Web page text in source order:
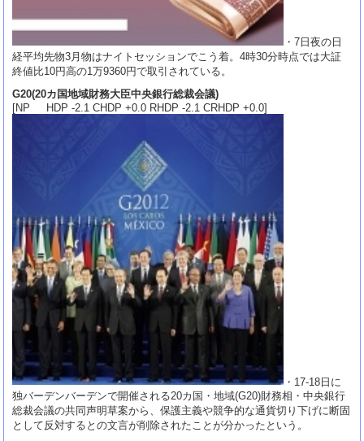
・7日夜の日
経平均先物3月物はナイトセッションでこう着。4時30分時点では大証
終値比10円高の1万9360円で取引されている。
G20(20カ国地域財務大臣中央銀行総裁会議)
[NP HDP -2.1 CHDP +0.0 RHDP -2.1 CRHDP +0.0]
・17-18日に
独バーデンバーデンで開催される20カ国・地域(G20)財務相・中央銀行
総裁会議の共同声明草案から、保護主義や競争的な通貨切り下げに断固
として反対するとの文言が削除されたことが分かったという。